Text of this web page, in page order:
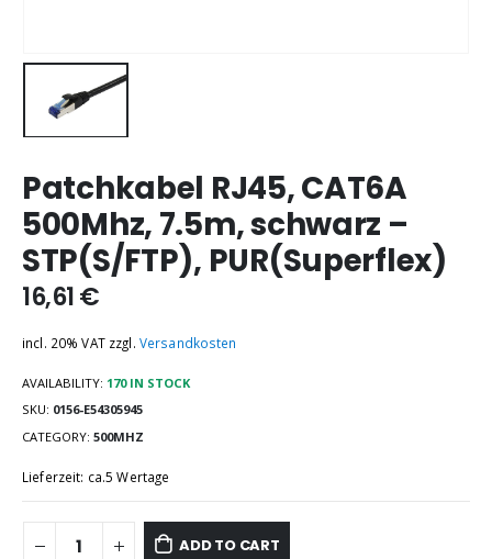
Patchkabel RJ45, CAT6A
500Mhz, 7.5m, schwarz –
STP(S/FTP), PUR(Superflex)
16,61€
incl. 20% VAT zzgl. Versandkosten
AVAILABILITY: 170 IN STOCK
SKU: 0156-E54305945
CATEGORY: 500MHZ
Lieferzeit: ca.5 Wertage
ADD TO CART